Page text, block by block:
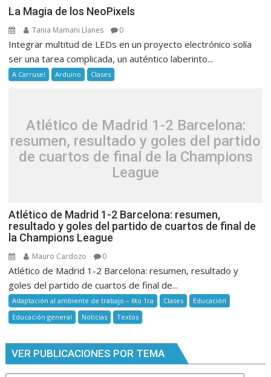
La Magia de los NeoPixels
Tania Mamani Llanes 0
Integrar multitud de LEDs en un proyecto electrónico solía
ser una tarea complicada, un auténtico laberinto...
A Carrusel Arduino Clases
Atlético de Madrid 1-2 Barcelona:
resumen, resultado y goles del partido
de cuartos de final de la Champions
League
Atlético de Madrid 1-2 Barcelona: resumen,
resultado y goles del partido de cuartos de final de
la Champions League
Mauro Cardozo 0
Atlético de Madrid 1-2 Barcelona: resumen, resultado y
goles del partido de cuartos de final de...
Adaptación al ambiente de trabajo – 6to 1ra Clases
Educación
Educación general
Noticias Textos
VER PUBLICACIONES POR TEMA